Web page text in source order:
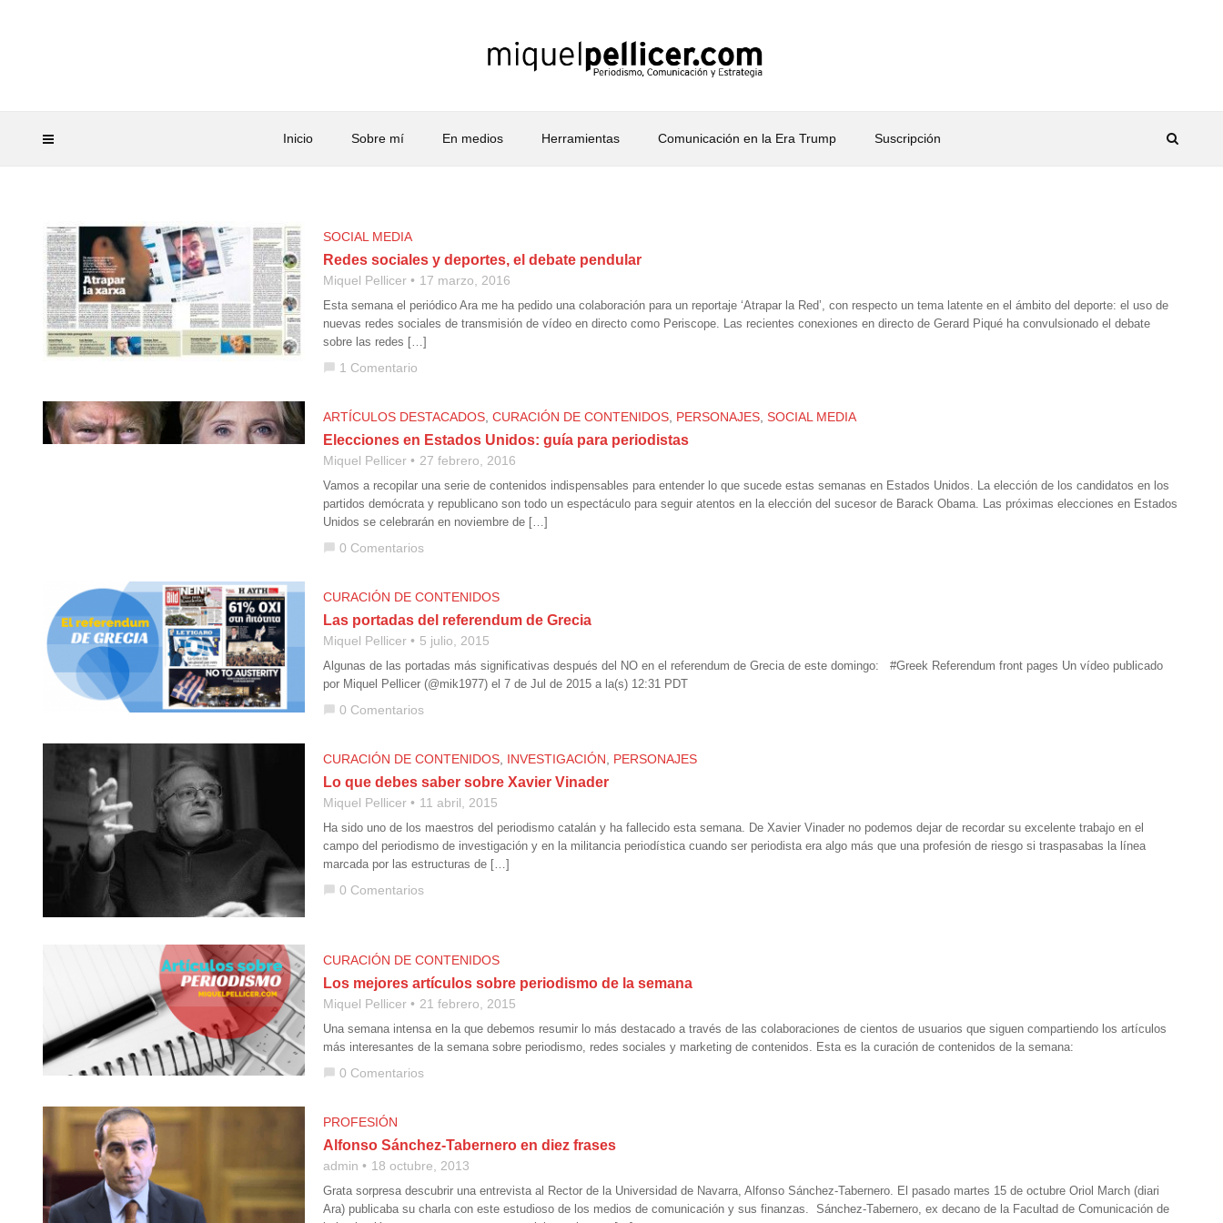
Inicio Sobre mí En medios Herramientas Comunicación en la Era Trump Suscripción
SOCIAL MEDIA
Redes sociales y deportes, el debate pendular
Miquel Pellicer 17 marzo, 2016
Esta semana el periódico Ara me ha pedido una colaboración para un reportaje ‘Atrapar la Red’, con respecto un tema latente en el ámbito del deporte: el uso de
nuevas redes sociales de transmisión de vídeo en directo como Periscope. Las recientes conexiones en directo de Gerard Piqué ha convulsionado el debate
sobre las redes […]
chat_bubble 1 Comentario
ARTÍCULOS DESTACADOS CURACIÓN DE CONTENIDOS PERSONAJES SOCIAL MEDIA
Elecciones en Estados Unidos: guía para periodistas
Miquel Pellicer 27 febrero, 2016
Vamos a recopilar una serie de contenidos indispensables para entender lo que sucede estas semanas en Estados Unidos. La elección de los candidatos en los
partidos demócrata y republicano son todo un espectáculo para seguir atentos en la elección del sucesor de Barack Obama. Las próximas elecciones en Estados
Unidos se celebrarán en noviembre de […]
chat_bubble 0 Comentarios
CURACIÓN DE CONTENIDOS
Las portadas del referendum de Grecia
Miquel Pellicer 5 julio, 2015
Algunas de las portadas más significativas después del NO en el referendum de Grecia de este domingo: #Greek Referendum front pages Un vídeo publicado
por Miquel Pellicer (@mik1977) el 7 de Jul de 2015 a la(s) 12:31 PDT
chat_bubble 0 Comentarios
CURACIÓN DE CONTENIDOS INVESTIGACIÓN PERSONAJES
Lo que debes saber sobre Xavier Vinader
Miquel Pellicer 11 abril, 2015
Ha sido uno de los maestros del periodismo catalán y ha fallecido esta semana. De Xavier Vinader no podemos dejar de recordar su excelente trabajo en el
campo del periodismo de investigación y en la militancia periodística cuando ser periodista era algo más que una profesión de riesgo si traspasabas la línea
marcada por las estructuras de […]
chat_bubble 0 Comentarios
CURACIÓN DE CONTENIDOS
Los mejores artículos sobre periodismo de la semana
Miquel Pellicer 21 febrero, 2015
Una semana intensa en la que debemos resumir lo más destacado a través de las colaboraciones de cientos de usuarios que siguen compartiendo los artículos
más interesantes de la semana sobre periodismo, redes sociales y marketing de contenidos. Esta es la curación de contenidos de la semana:
chat_bubble 0 Comentarios
PROFESIÓN
Alfonso Sánchez-Tabernero en diez frases
admin 18 octubre, 2013
Grata sorpresa descubrir una entrevista al Rector de la Universidad de Navarra, Alfonso Sánchez-Tabernero. El pasado martes 15 de octubre Oriol March (diari
Ara) publicaba su charla con este estudioso de los medios de comunicación y sus finanzas. Sánchez-Tabernero, ex decano de la Facultad de Comunicación de